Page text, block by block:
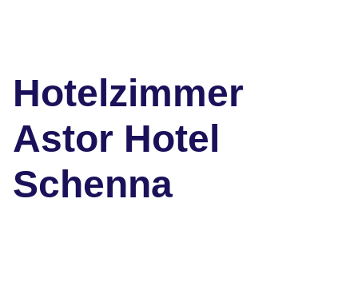
Hotelzimmer
Astor Hotel
Schenna